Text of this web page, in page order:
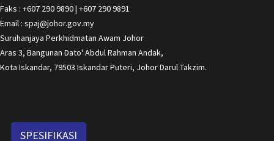
Faks : +607 290 9890 | +607 290 9891
Email : spaj@johor.gov.my
Suruhanjaya Perkhidmatan Awam Johor
Aras 3, Bangunan Dato' Abdul Rahman Andak,
Kota Iskandar, 79503 Iskandar Puteri, Johor Darul Takzim.
SPESIFIKASI